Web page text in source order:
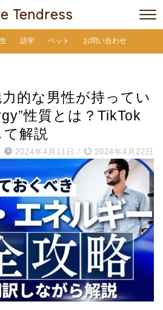
Tendress
語学 ペット お問い合わせ
力的な男性が持ってい
性質とは？TikTok
解説
2024年4月11日 / 2024年4月22日